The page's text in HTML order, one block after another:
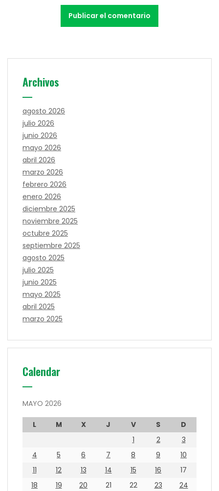
Archivos
agosto 2026
julio 2026
junio 2026
mayo 2026
abril 2026
marzo 2026
febrero 2026
enero 2026
diciembre 2025
noviembre 2025
octubre 2025
septiembre 2025
agosto 2025
julio 2025
junio 2025
mayo 2025
abril 2025
marzo 2025
Calendar
MAYO 2026
L M X J V S
D
1
2
3
4
5 6 7 8 9
10
11
12 13 14 15 16
17
18
19 20 21 22 23
24